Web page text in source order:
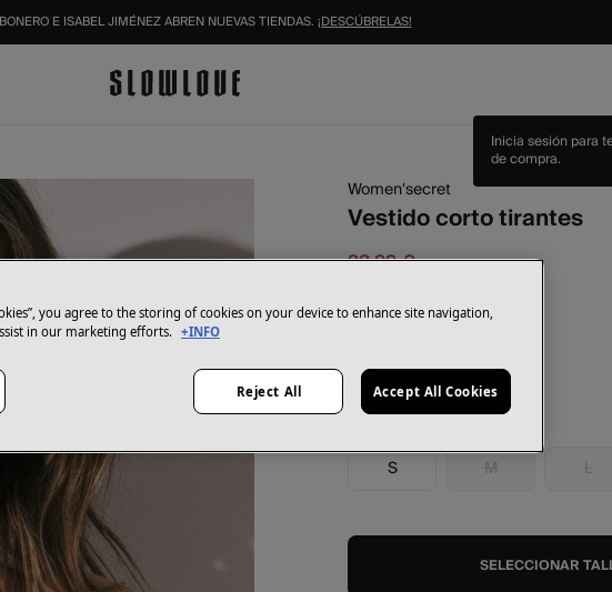
COMO SOCIO Y DISFRUTA DE TODAS TUS VENTAJAS |INICIAR SESIÓN.
Women'secret
Vestido corto tirantes
23,99 €
estampado
S
M L
SELECCIONAR
you agree to the storing of cookies on your device to enhance site navigation,
in our marketing efforts. +INFO
Reject All Accept All Cookies